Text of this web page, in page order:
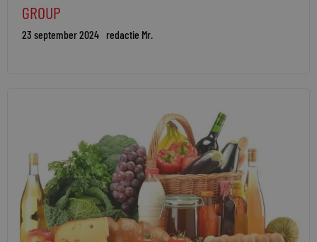
GROUP
23 september 2024 redactie Mr.